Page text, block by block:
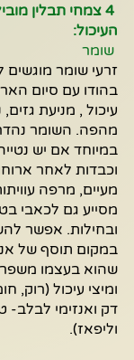
4 צמחי תבלין
העיכול:
זרעי שומר
בהודו עם סיום
עיכול , מניעת
מהפה. השומר
במיוחד אם יש
וכבדות לאחר
מעיים, מרפה
מסייע גם לכאבי
ובחילות. אפשר
במקום תוסף של
שהוא בעצמו
ומיצי עיכול (רוק,
דק ואנזימי לבלב-
וליפאז).